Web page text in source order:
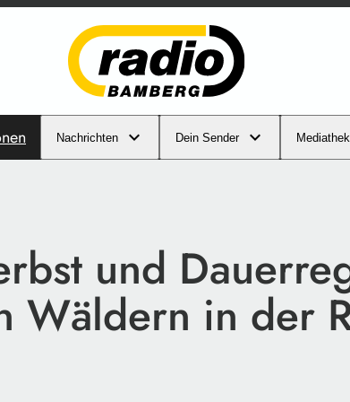
Nachrichten Dein Sender Mediathek
und
Wäldern in der